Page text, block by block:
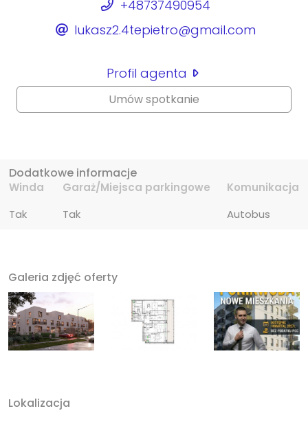
+48737490954
lukasz2.4tepietro@gmail.com
Profil agenta
Umów spotkanie
Dodatkowe informacje
Winda
Tak
Garaż/Miejsca parkingowe
Tak
Komunikacja
Autobus
Galeria zdjęć oferty
Lokalizacja